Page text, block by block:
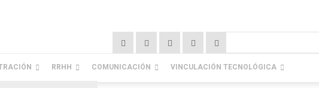
RRHH COMUNICACIÓN VINCULACIÓN TECNOLÓGICA